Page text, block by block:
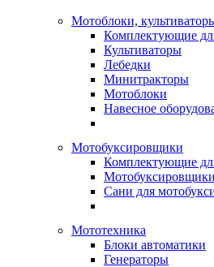
Мотоблоки,
Комплектующие
Культиваторы
Лебедки
Минитракторы
Мотоблоки
Навесное
Мотобуксировщики
Комплектующие
Мотобуксировщики
Сани для
Мототехника
Блоки автоматики
Генераторы